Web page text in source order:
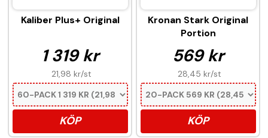
Kaliber Plus+ Original
1 319 kr
21,98 kr/st
KÖP
Kronan Stark Original
Portion
569 kr
28,45 kr/st
KÖP